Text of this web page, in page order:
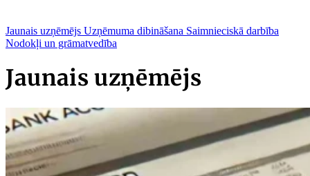
Jaunais uzņēmējs Uzņēmuma dibināšana Saimnieciskā darbība
Nodokļi un grāmatvedība
Jaunais uzņēmējs